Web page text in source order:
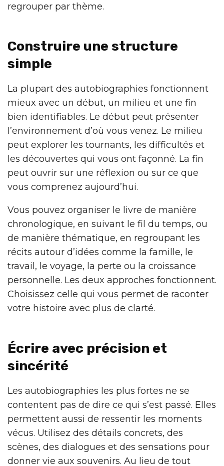
regrouper par thème.
Construire une structure
simple
La plupart des autobiographies fonctionnent
mieux avec un début, un milieu et une fin
bien identifiables. Le début peut présenter
l’environnement d’où vous venez. Le milieu
peut explorer les tournants, les difficultés et
les découvertes qui vous ont façonné. La fin
peut ouvrir sur une réflexion ou sur ce que
vous comprenez aujourd’hui.
Vous pouvez organiser le livre de manière
chronologique, en suivant le fil du temps, ou
de manière thématique, en regroupant les
récits autour d’idées comme la famille, le
travail, le voyage, la perte ou la croissance
personnelle. Les deux approches fonctionnent.
Choisissez celle qui vous permet de raconter
votre histoire avec plus de clarté.
Écrire avec précision et
sincérité
Les autobiographies les plus fortes ne se
contentent pas de dire ce qui s’est passé. Elles
permettent aussi de ressentir les moments
vécus. Utilisez des détails concrets, des
scènes, des dialogues et des sensations pour
donner vie aux souvenirs. Au lieu de tout